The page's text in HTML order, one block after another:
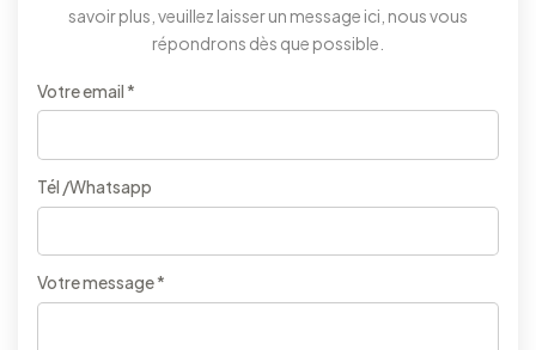
savoir plus, veuillez laisser un message ici, nous vous
répondrons dès que possible.
Votre email *
Tél /Whatsapp
Votre message *